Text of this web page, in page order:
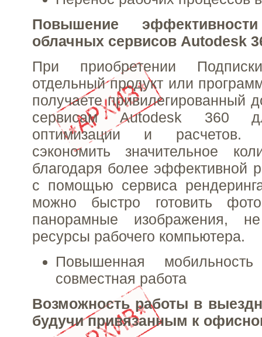
Повышение
облачных сервисов Autodesk
При приобретении
отдельный продукт или
получаете привилегированный
сервисам Autodesk 360
оптимизации и расчетов.
сэкономить значительное
благодаря более эффективной
с помощью сервиса
можно быстро готовить
панорамные изображения,
ресурсы рабочего компьютера.
Повышенная
совместная работа
Возможность работы в
будучи привязанным к